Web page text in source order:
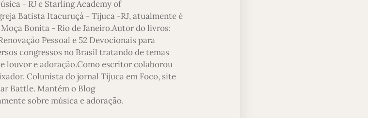
- RJ e Starling Academy of
Batista Itacuruçá - Tijuca -RJ, atualmente é
Bonita - Rio de Janeiro.Autor do livros:
Pessoal e 52 Devocionais para
congressos no Brasil tratando de temas
louvor e adoração.Como escritor colaborou
Colunista do jornal Tijuca em Foco, site
Battle. Mantém o Blog
sobre música e adoração.